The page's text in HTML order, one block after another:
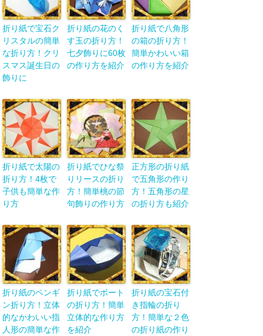
折り紙で宝石ク
リスタルの簡単
な折り方！クリ
スマス誕生日の
飾りに
折り紙の花のく
す玉の折り方！
七夕飾りに60枚
の作り方を紹介
折り紙で八角形
の箱の折り方！
簡単かわいい箱
の作り方を紹介
折り紙で太陽の
折り方！4枚で
子供も簡単な作
り方
折り紙でひな祭
りリースの折り
方！簡単桃の節
句飾りの作り方
正方形の折り紙
で五角形の作り
方！五角形の星
の折り方も紹介
折り紙のペンギ
ン折り方！立体
的なかわいい指
人形の簡単な作
折り紙でボート
の折り方！簡単
立体的な作り方
を紹介
折り紙の宝石付
き指輪の折り
方！簡単な２色
の折り紙の作り